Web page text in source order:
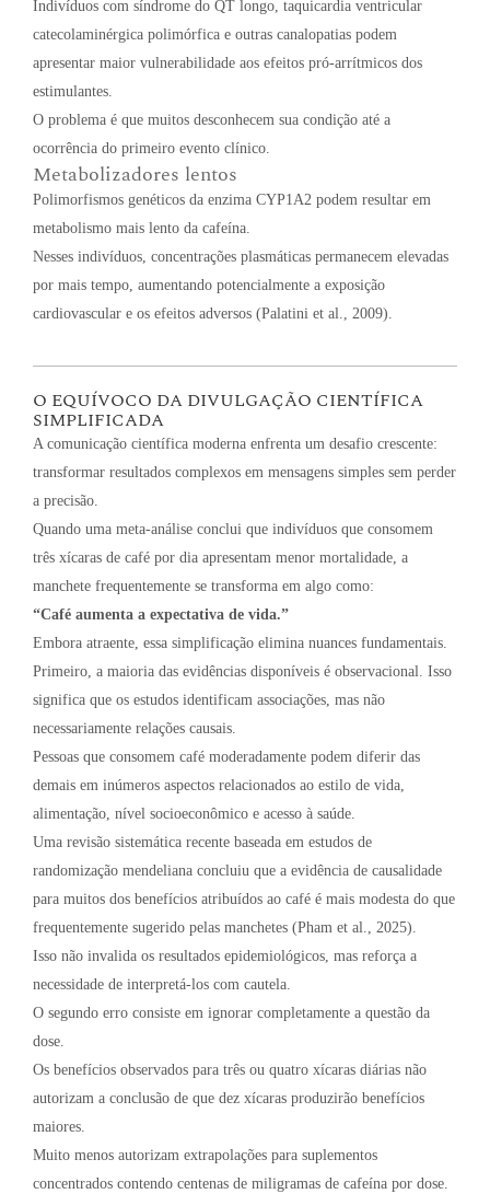
Indivíduos com síndrome do QT longo, taquicardia ventricular
catecolaminérgica polimórfica e outras canalopatias podem
apresentar maior vulnerabilidade aos efeitos pró-arrítmicos dos
estimulantes.
O problema é que muitos desconhecem sua condição até a
ocorrência do primeiro evento clínico.
Metabolizadores lentos
Polimorfismos genéticos da enzima CYP1A2 podem resultar em
metabolismo mais lento da cafeína.
Nesses indivíduos, concentrações plasmáticas permanecem elevadas
por mais tempo, aumentando potencialmente a exposição
cardiovascular e os efeitos adversos (Palatini et al., 2009).
O EQUÍVOCO DA DIVULGAÇÃO CIENTÍFICA
SIMPLIFICADA
A comunicação científica moderna enfrenta um desafio crescente:
transformar resultados complexos em mensagens simples sem perder
a precisão.
Quando uma meta-análise conclui que indivíduos que consomem
três xícaras de café por dia apresentam menor mortalidade, a
manchete frequentemente se transforma em algo como:
“Café aumenta a expectativa de vida.”
Embora atraente, essa simplificação elimina nuances fundamentais.
Primeiro, a maioria das evidências disponíveis é observacional. Isso
significa que os estudos identificam associações, mas não
necessariamente relações causais.
Pessoas que consomem café moderadamente podem diferir das
demais em inúmeros aspectos relacionados ao estilo de vida,
alimentação, nível socioeconômico e acesso à saúde.
Uma revisão sistemática recente baseada em estudos de
randomização mendeliana concluiu que a evidência de causalidade
para muitos dos benefícios atribuídos ao café é mais modesta do que
frequentemente sugerido pelas manchetes (Pham et al., 2025).
Isso não invalida os resultados epidemiológicos, mas reforça a
necessidade de interpretá-los com cautela.
O segundo erro consiste em ignorar completamente a questão da
dose.
Os benefícios observados para três ou quatro xícaras diárias não
autorizam a conclusão de que dez xícaras produzirão benefícios
maiores.
Muito menos autorizam extrapolações para suplementos
concentrados contendo centenas de miligramas de cafeína por dose.